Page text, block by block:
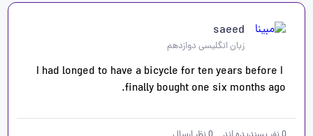
saeed
زبان انگلیسی دوازدهم
I had longed to have a bicycle for ten years before I
finally bought one six months ago.